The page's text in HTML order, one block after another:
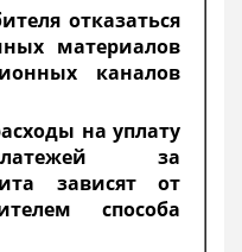
отказаться
материалов
каналов
на уплату
за
зависят от
способа